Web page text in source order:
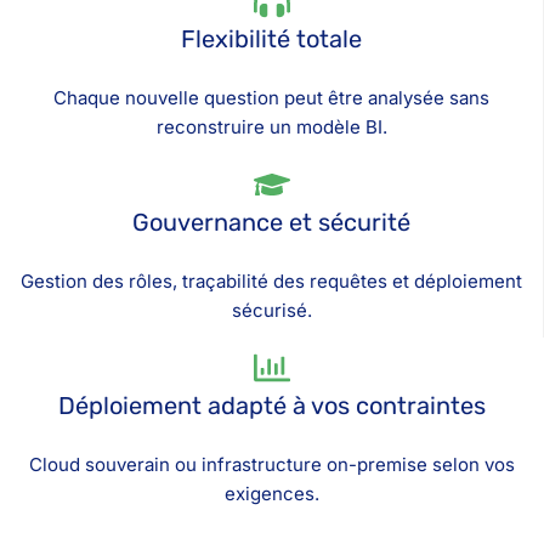
Flexibilité totale
Chaque nouvelle question peut être analysée sans
reconstruire un modèle BI.
Gouvernance et sécurité
Gestion des rôles, traçabilité des requêtes et déploiement
sécurisé.
Déploiement adapté à vos contraintes
Cloud souverain ou infrastructure on-premise selon vos
exigences.